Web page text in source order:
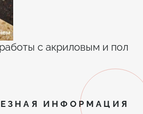
с акриловым и
ИНФОРМАЦИЯ